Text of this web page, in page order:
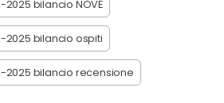
bilancio NOVE
2025 bilancio ospiti
2025 bilancio recensione